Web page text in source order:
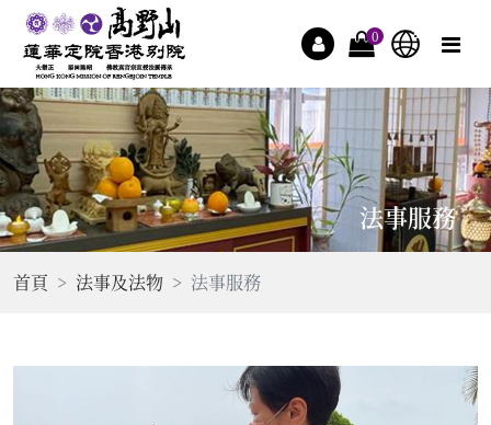
0
法事服務
首頁 法事及法物 法事服務